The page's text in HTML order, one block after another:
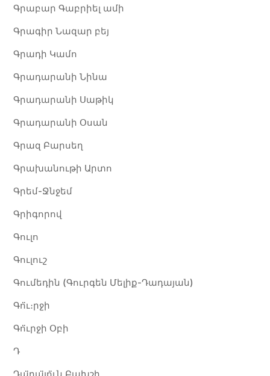
Գրաբար Գաբրիել ամի
Գրագիր Նազար բեյ
Գրադի Կամո
Գրադարանի Նինա
Գրադարանի Սաթիկ
Գրադարանի Օսան
Գրազ Բարսեղ
Գրախանութի Արտո
Գրեմ-Ջնջեմ
Գրիգորով
Գուլո
Գուլուշ
Գումեդին (Գուրգեն Մելիք-Դադայան)
Գո̈ւ։րջի
Գո̈ւրջի Օբի
Դ